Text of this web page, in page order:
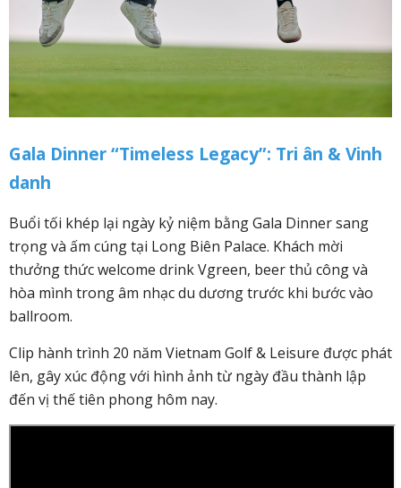
Gala Dinner “Timeless Legacy”: Tri ân & Vinh
danh
Buổi tối khép lại ngày kỷ niệm bằng Gala Dinner sang
trọng và ấm cúng tại Long Biên Palace. Khách mời
thưởng thức welcome drink Vgreen, beer thủ công và
hòa mình trong âm nhạc du dương trước khi bước vào
ballroom.
Clip hành trình 20 năm Vietnam Golf & Leisure được phát
lên, gây xúc động với hình ảnh từ ngày đầu thành lập
đến vị thế tiên phong hôm nay.